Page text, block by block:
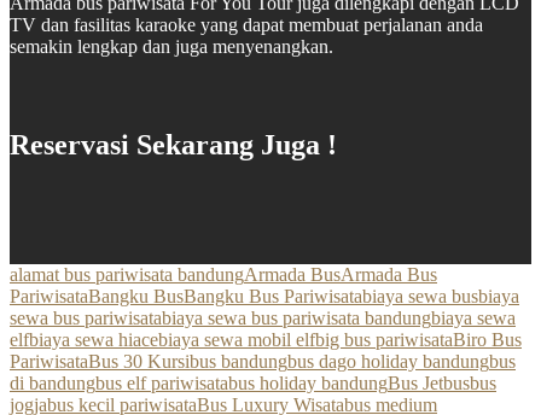
TV dan fasilitas karaoke yang dapat membuat perjalanan anda
semakin lengkap dan juga menyenangkan.
Reservasi Sekarang Juga !
alamat bus pariwisata bandungArmada BusArmada Bus
PariwisataBangku BusBangku Bus Pariwisatabiaya sewa busbiaya
sewa bus pariwisatabiaya sewa bus pariwisata bandungbiaya sewa
elfbiaya sewa hiacebiaya sewa mobil elfbig bus pariwisataBiro Bus
PariwisataBus 30 Kursibus bandungbus dago holiday bandungbus
di bandungbus elf pariwisatabus holiday bandungBus Jetbusbus
jogjabus kecil pariwisataBus Luxury Wisatabus medium